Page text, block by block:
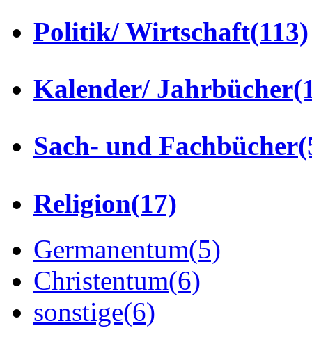
Politik/ Wirtschaft(113)
Kalender/ Jahrbücher
Sach- und Fachbücher
Religion(17)
Germanentum(5)
Christentum(6)
sonstige(6)